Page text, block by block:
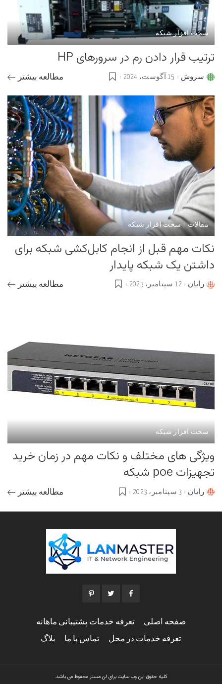
سخت افزار شبکه
ترتیب قرار دادن رم در سرورهای HP
Postedسروش 15 آگوست، 2024 مطالعه بیشتر
مقالات سخت افزار شبکه
نکات مهم قبل از انجام کابل‌کشی شبکه برای
داشتن یک شبکه پایدار
Postedرایان 12 سپتامبر، 2023 مطالعه بیشتر
سخت افزار شبکه
ویژگی های مختلف و نکات مهم در زمان خرید
تجهیزات poe شبکه
Postedرایان 3 سپتامبر، 2023 مطالعه بیشتر
صفحه اصلی تعرفه خدمات پشتیبانی ماهانه
تعرفه خدمات در محل تماس با ما بلاگ
کلیه حقوق این وب سایت برای لن مستر محفوظ می باشد.